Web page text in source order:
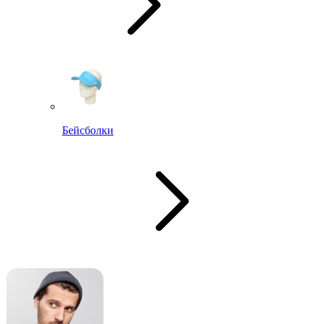
Бейсболки